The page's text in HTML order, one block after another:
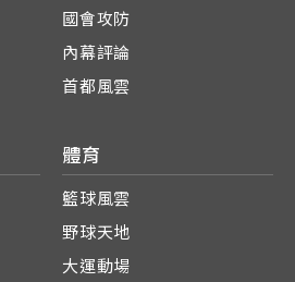
國會攻防
內幕評論
首都風雲
體育
籃球風雲
野球天地
大運動場